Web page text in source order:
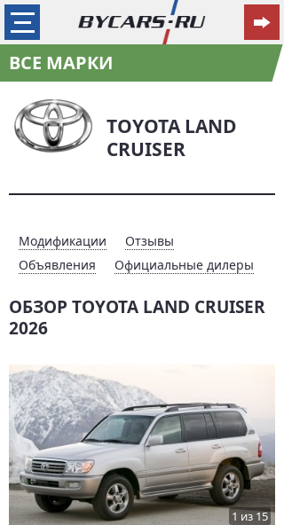
ВСЕ МАРКИ
TOYOTA LAND
CRUISER
Модификации
Отзывы
Объявления
Официальные дилеры
ОБЗОР TOYOTA LAND CRUISER
2026
1 из 15